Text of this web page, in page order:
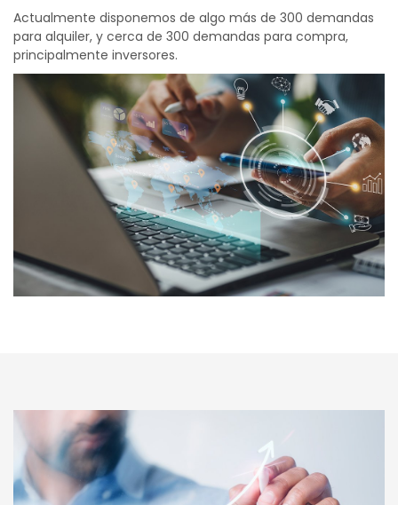
Actualmente disponemos de algo más de 300 demandas
para alquiler, y cerca de 300 demandas para compra,
principalmente inversores.